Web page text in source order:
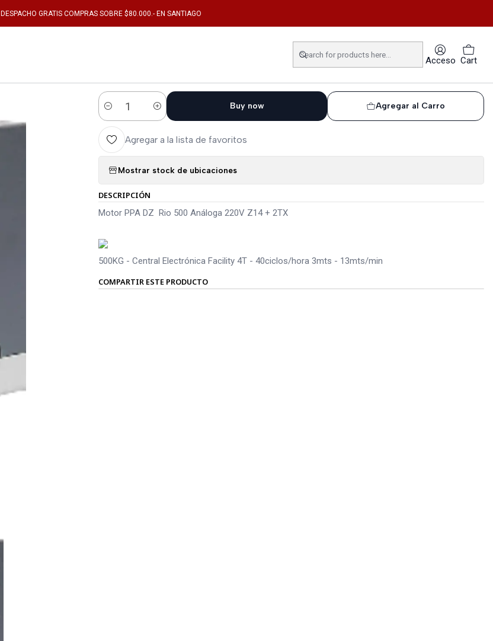
Acceso Cart
DESPACHO GRATIS COMPRAS SOBRE $80.000.- EN SANTIAGO
Electronica de Potencia Motor PPA DZ Rio 500 Análoga 220V Z14 + 2TX
Motor PPA DZ Rio 500 Análoga 220V Z14 +
2TX
Cantidad
Agregar al Carro
Buy now
Agregar a la lista de favoritos
Mostrar stock de ubicaciones
DESCRIPCIÓN
Motor PPA DZ Rio 500 Análoga 220V Z14 + 2TX
500KG - Central Electrónica Facility 4T - 40ciclos/hora 3mts - 13mts/min
COMPARTIR ESTE PRODUCTO